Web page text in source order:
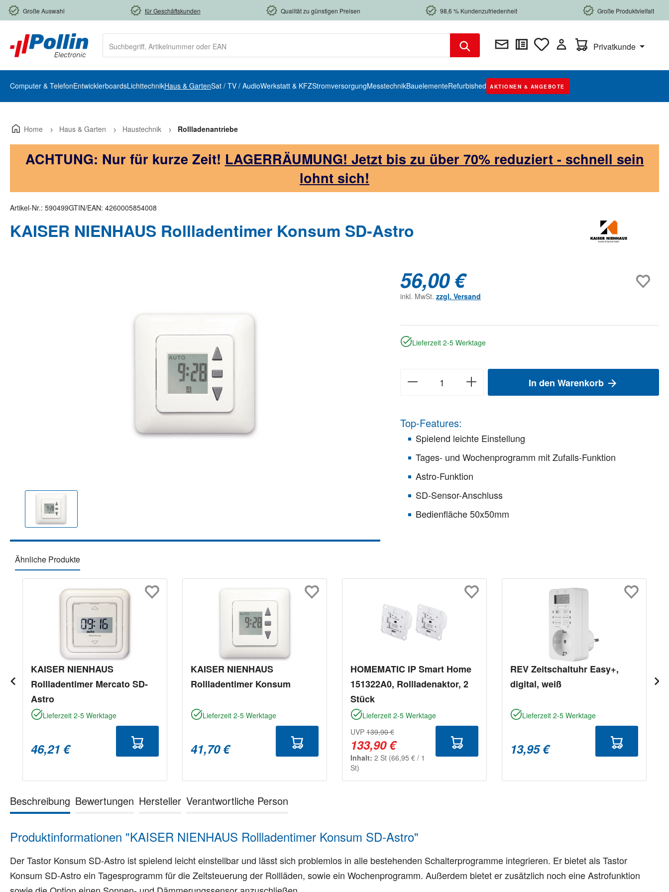
Hauptinhalt springen
Zur Suche springen
Zur Hauptnavigation springen
Große Auswahl für Geschäftskunden Qualität zu günstigen Preisen 98,6 % Kundenzufriedenheit Große Produktvielfalt
Warenkorb enthält 0
Privatkunde
Computer & TelefonEntwicklerboardsLichttechnikHaus & GartenSat / TV / AudioWerkstatt & KFZStromversorgungMesstechnikBauelementeRefurbished AKTIONEN & ANGEBOTE
Home Haus & Garten Haustechnik Rollladenantriebe
ACHTUNG: Nur für kurze Zeit! LAGERRÄUMUNG! Jetzt bis zu über 70% reduziert - schnell sein
lohnt sich!
Artikel-Nr.: 590499GTIN/EAN: 4260005854008
KAISER NIENHAUS Rollladentimer Konsum SD-Astro
56,00 €
inkl. MwSt. zzgl. Versand
Lieferzeit 2-5 Werktage
In den Warenkorb
Top-Features:
Spielend leichte Einstellung
Tages- und Wochenprogramm mit Zufalls-Funktion
Astro-Funktion
SD-Sensor-Anschluss
Bedienfläche 50x50mm
Ähnliche Produkte
KAISER NIENHAUS
Rollladentimer Mercato SD-
Astro
Lieferzeit 2-5 Werktage
46,21 €
KAISER NIENHAUS
Rollladentimer Konsum
Lieferzeit 2-5 Werktage
41,70 €
HOMEMATIC IP Smart Home
151322A0, Rollladenaktor, 2
Stück
Lieferzeit 2-5 Werktage
UVP 139,90 €
133,90 €
Inhalt: 2 St (66,95 € / 1
St)
REV Zeitschaltuhr Easy+,
digital, weiß
Lieferzeit 2-5 Werktage
13,95 €
Beschreibung Bewertungen Hersteller Verantwortliche Person
Produktinformationen "KAISER NIENHAUS Rollladentimer Konsum SD-Astro"
Der Tastor Konsum SD-Astro ist spielend leicht einstellbar und lässt sich problemlos in alle bestehenden Schalterprogramme integrieren. Er bietet als Tastor
Konsum SD-Astro ein Tagesprogramm für die Zeitsteuerung der Rollläden, sowie ein Wochenprogramm. Außerdem bietet er zusätzlich noch eine Astrofunktion